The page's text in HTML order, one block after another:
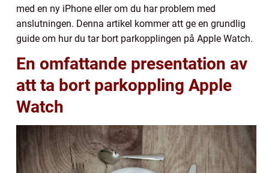
med en ny iPhone eller om du har problem med
anslutningen. Denna artikel kommer att ge en grundlig
guide om hur du tar bort parkopplingen på Apple Watch.
En omfattande presentation av
att ta bort parkoppling Apple
Watch